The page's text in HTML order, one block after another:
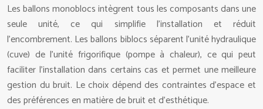
Les ballons monoblocs intègrent tous les composants dans une
seule unité, ce qui simplifie l’installation et réduit
l’encombrement. Les ballons biblocs séparent l’unité hydraulique
(cuve) de l’unité frigorifique (pompe à chaleur), ce qui peut
faciliter l’installation dans certains cas et permet une meilleure
gestion du bruit. Le choix dépend des contraintes d’espace et
des préférences en matière de bruit et d’esthétique.